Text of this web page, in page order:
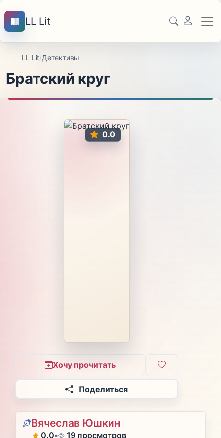
LL Lit
LL Lit/Детективы
Братский круг
0.0
Хочу прочитать
Поделиться
Вячеслав Юшкин
0.0• 19 просмотров